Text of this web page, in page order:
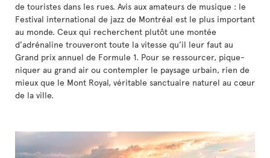
de touristes dans les rues. Avis aux amateurs de musique : le
Festival international de jazz de Montréal est le plus important
au monde. Ceux qui recherchent plutôt une montée
d’adrénaline trouveront toute la vitesse qu’il leur faut au
Grand prix annuel de Formule 1. Pour se ressourcer, pique-
niquer au grand air ou contempler le paysage urbain, rien de
mieux que le Mont Royal, véritable sanctuaire naturel au cœur
de la ville.